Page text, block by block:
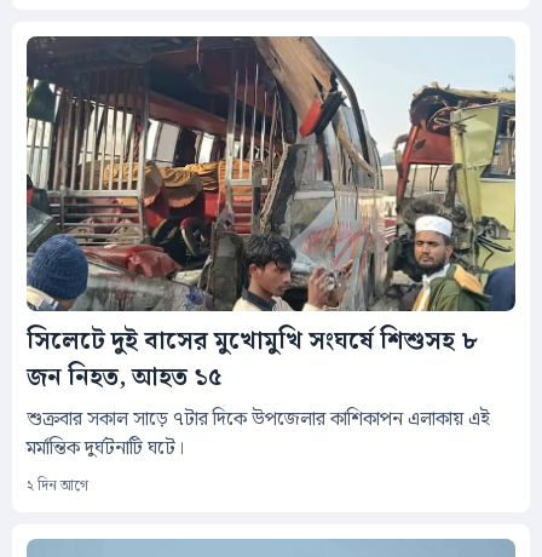
সিলেটে দুই বাসের মুখোমুখি সংঘর্ষে শিশুসহ ৮
জন নিহত, আহত ১৫
শুক্রবার সকাল সাড়ে ৭টার দিকে উপজেলার কাশিকাপন এলাকায় এই
মর্মান্তিক দুর্ঘটনাটি ঘটে।
২ দিন আগে